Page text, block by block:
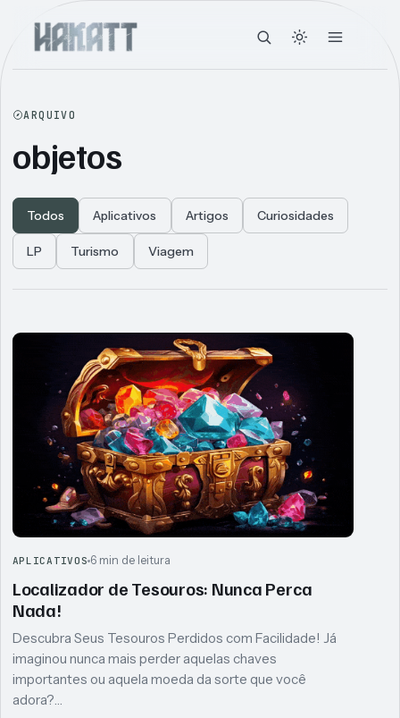
ARQUIVO
objetos
Todos Aplicativos Artigos Curiosidades
LP Turismo Viagem
Articles
APLICATIVOS 6 min de leitura
Localizador de Tesouros: Nunca Perca
Nada!
Descubra Seus Tesouros Perdidos com Facilidade! Já
imaginou nunca mais perder aquelas chaves
importantes ou aquela moeda da sorte que você
adora?…